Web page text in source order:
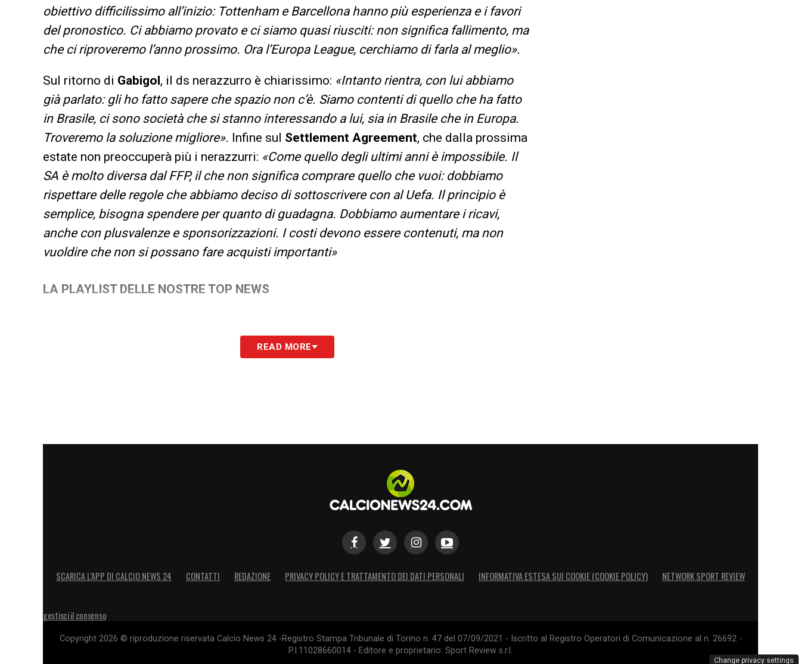
obiettivo difficilissimo all’inizio: Tottenham e Barcellona hanno più esperienza e i favori
del pronostico. Ci abbiamo provato e ci siamo quasi riusciti: non significa fallimento, ma
che ci riproveremo l’anno prossimo. Ora l’Europa League, cerchiamo di farla al meglio».
Sul ritorno di Gabigol, il ds nerazzurro è chiarissimo: «Intanto rientra, con lui abbiamo
già parlato: gli ho fatto sapere che spazio non c’è. Siamo contenti di quello che ha fatto
in Brasile, ci sono società che si stanno interessando a lui, sia in Brasile che in Europa.
Troveremo la soluzione migliore». Infine sul Settlement Agreement, che dalla prossima
estate non preoccuperà più i nerazzurri: «Come quello degli ultimi anni è impossibile. Il
SA è molto diversa dal FFP, il che non significa comprare quello che vuoi: dobbiamo
rispettare delle regole che abbiamo deciso di sottoscrivere con al Uefa. Il principio è
semplice, bisogna spendere per quanto di guadagna. Dobbiamo aumentare i ricavi,
anche con plusvalenze e sponsorizzazioni. I costi devono essere contenuti, ma non
vuoldire che non si possano fare acquisti importanti»
LA PLAYLIST DELLE NOSTRE TOP NEWS
READ MORE
SCARICA L’APP DI CALCIO NEWS 24 CONTATTI REDAZIONE PRIVACY POLICY E TRATTAMENTO DEI DATI PERSONALI INFORMATIVA ESTESA SUI COOKIE (COOKIE POLICY) NETWORK SPORT REVIEW
gestisci il consenso
Copyright 2026 © riproduzione riservata Calcio News 24 -Registro Stampa Tribunale di Torino n. 47 del 07/09/2021 - Iscritto al Registro Operatori di Comunicazione al n. 26692 -
P.I.11028660014 - Editore e proprietario: Sport Review s.r.l.
Change privacy settings